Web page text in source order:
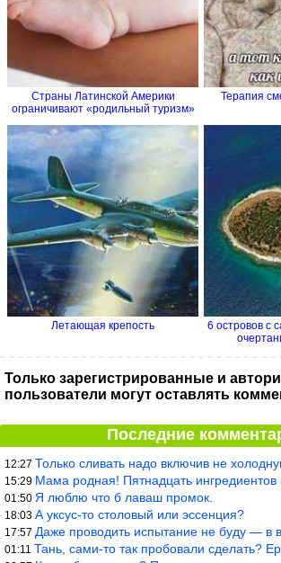
Страны Латинской Америки
ограничивают «родильный туризм»
Терапия
Летающая крепость
6 островов с
Только зарегистрированные и
пользователи могут оставлять
Последние
12:27 Только сливать надо включив не холодную, а
15:29 Мама родная! Пятнадцать ингредиентов
01:50 Я люблю что б лаваш промок.
18:03 А уксус-то столовый или эссенция?
17:57 Даже проводить испытание не буду — в воду и
01:11 Тань, сами-то так пробовали сделать? Ерунда